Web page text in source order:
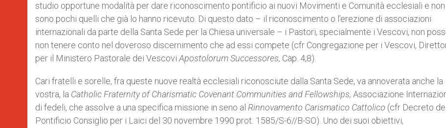
studio opportune modalità per dare riconoscimento pontificio ai nuovi Movimenti e Comunità ecclesiali e non
sono pochi quelli che già lo hanno ricevuto. Di questo dato – il riconoscimento o l’erezione di associazioni
internazionali da parte della Santa Sede per la Chiesa universale – i Pastori, specialmente i Vescovi, non
non tenere conto nel doveroso discernimento che ad essi compete (cfr Congregazione per i Vescovi,
per il Ministero Pastorale dei Vescovi Apostolorum Successores, Cap. 4,8).
Cari fratelli e sorelle, fra queste nuove realtà ecclesiali riconosciute dalla Santa Sede, va annoverata anche la
vostra, la Catholic Fraternity of Charismatic Covenant Communities and Fellowships, Associazione
di fedeli, che assolve a una specifica missione in seno al Rinnovamento Carismatico Cattolico (cfr Decreto del
Pontificio Consiglio per i Laici del 30 novembre 1990 prot 1585/S-6//B-SO). Uno dei suoi obiettivi,